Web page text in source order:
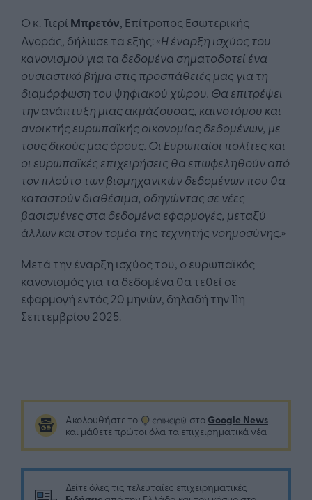
Ο κ. Τιερί Μπρετόν, Επίτροπος Εσωτερικής
Αγοράς, δήλωσε τα εξής: «Η έναρξη ισχύος του
κανονισμού για τα δεδομένα σηματοδοτεί ένα
ουσιαστικό βήμα στις προσπάθειές μας για τη
διαμόρφωση του ψηφιακού χώρου. Θα επιτρέψει
την ανάπτυξη μιας ακμάζουσας, καινοτόμου και
ανοικτής ευρωπαϊκής οικονομίας δεδομένων, με
τους δικούς μας όρους. Οι Ευρωπαίοι πολίτες και
οι ευρωπαϊκές επιχειρήσεις θα επωφεληθούν από
τον πλούτο των βιομηχανικών δεδομένων που θα
καταστούν διαθέσιμα, οδηγώντας σε νέες
βασισμένες στα δεδομένα εφαρμογές, μεταξύ
άλλων και στον τομέα της τεχνητής νοημοσύνης.»
Μετά την έναρξη ισχύος του, ο ευρωπαϊκός
κανονισμός για τα δεδομένα θα τεθεί σε
εφαρμογή εντός 20 μηνών, δηλαδή την 11η
Σεπτεμβρίου 2025.
Ακολουθήστε το στο Google News
και μάθετε πρώτοι όλα τα επιχειρηματικά νέα
Δείτε όλες τις τελευταίες επιχειρηματικές